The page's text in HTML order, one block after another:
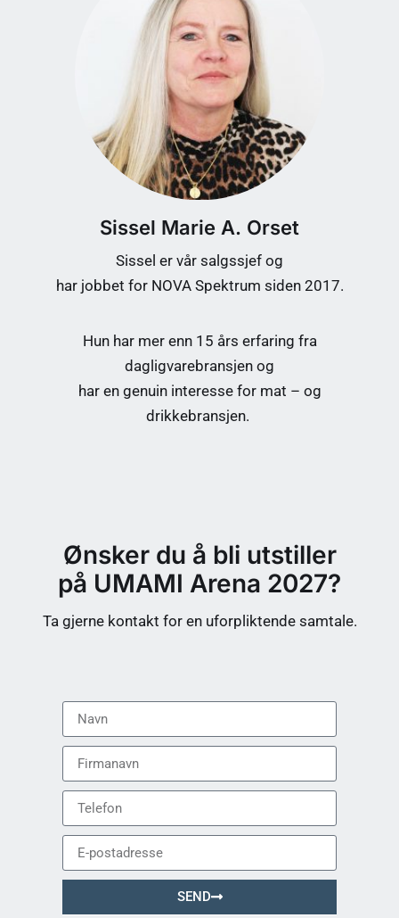
Sissel Marie A. Orset
Sissel er vår salgssjef og
har jobbet for NOVA Spektrum siden 2017.
Hun har mer enn 15 års erfaring fra
dagligvarebransjen og
har en genuin interesse for mat – og
drikkebransjen.
Ønsker du å bli utstiller
på UMAMI Arena 2027?
Ta gjerne kontakt for en uforpliktende samtale.
SEND